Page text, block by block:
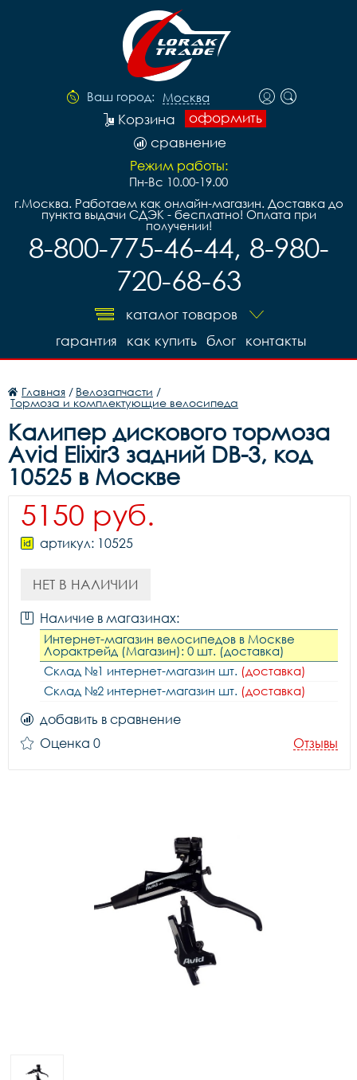
Ваш город: Москва
оформить
Корзина
сравнение
Режим работы:
Пн-Вс 10.00-19.00
г.Москва. Работаем как онлайн-магазин. Доставка до
пункта выдачи СДЭК - бесплатно! Оплата при
получении!
8-800-775-46-44, 8-980-
720-68-63
каталог товаров
контакты
блог
как купить
гарантия
Главная / Велозапчасти /
Тормоза и комплектующие велосипеда
Калипер дискового тормоза
Avid Elixir3 задний DB-3, код
10525 в Москве
5150 руб.
артикул: 10525
НЕТ В НАЛИЧИИ
Наличие в магазинах:
Интернет-магазин велосипедов в Москве
Лорактрейд (Магазин): 0 шт. (доставка)
Склад №1 интернет-магазин шт. (доставка)
Склад №2 интернет-магазин шт. (доставка)
добавить в сравнение
Оценка 0
Отзывы